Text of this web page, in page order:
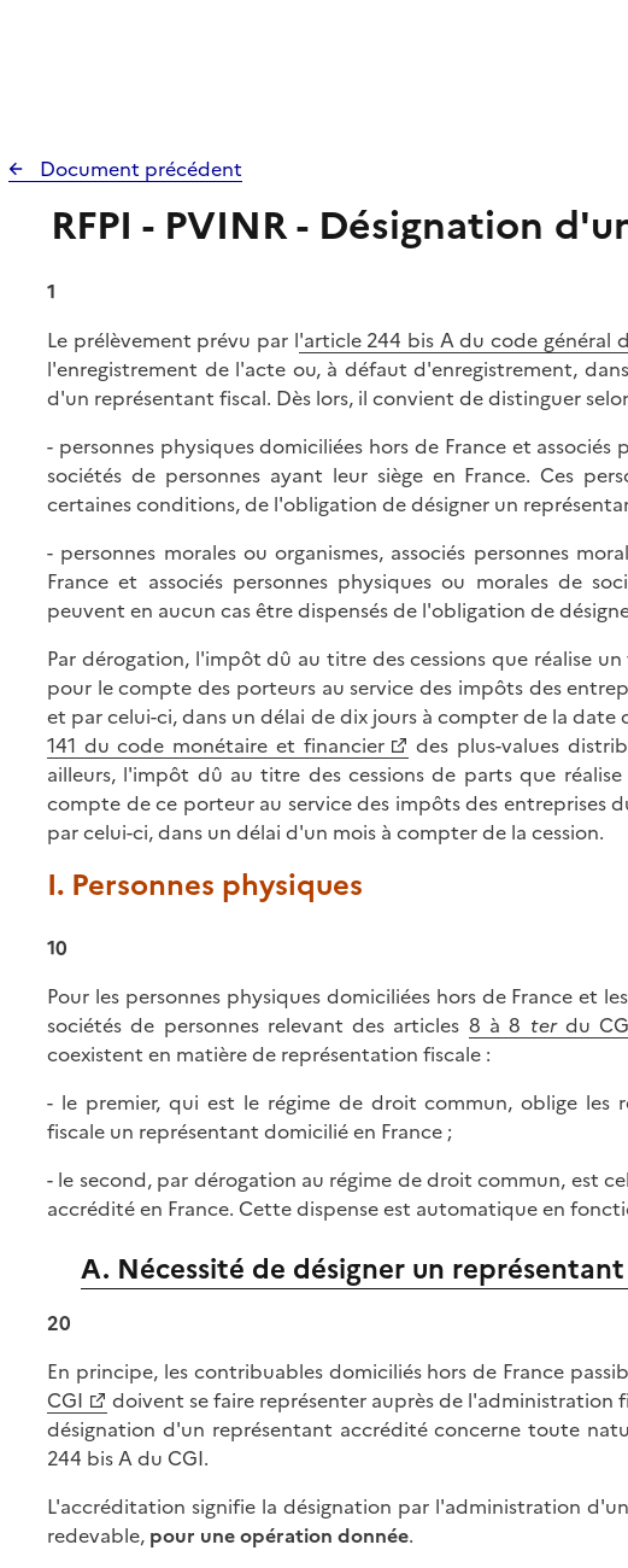
Document précédent
RFPI - PVINR - Désignation
1
Le prélèvement prévu par l'article 244 bis A du code général
l'enregistrement de l'acte ou, à défaut d'enregistrement,
d'un représentant fiscal. Dès lors, il convient de distinguer
- personnes physiques domiciliées hors de France et
sociétés de personnes ayant leur siège en France. Ces
certaines conditions, de l'obligation de désigner un
- personnes morales ou organismes, associés personnes
France et associés personnes physiques ou morales de
peuvent en aucun cas être dispensés de l'obligation de
Par dérogation, l'impôt dû au titre des cessions que réalise
pour le compte des porteurs au service des impôts des
et par celui-ci, dans un délai de dix jours à compter de la date
141 du code monétaire et financier
des plus-values
ailleurs, l'impôt dû au titre des cessions de parts que
compte de ce porteur au service des impôts des entreprises
par celui-ci, dans un délai d'un mois à compter de la cession.
I. Personnes physiques
10
Pour les personnes physiques domiciliées hors de France et
sociétés de personnes relevant des articles 8 à 8 ter du
coexistent en matière de représentation fiscale :
- le premier, qui est le régime de droit commun, oblige les
fiscale un représentant domicilié en France ;
- le second, par dérogation au régime de droit commun, est
accrédité en France. Cette dispense est automatique en
A. Nécessité de désigner un
20
En principe, les contribuables domiciliés hors de France
CGI
doivent se faire représenter auprès de l'administration
désignation d'un représentant accrédité concerne toute
244 bis A du CGI.
L'accréditation signifie la désignation par l'administration
redevable, pour une opération donnée.